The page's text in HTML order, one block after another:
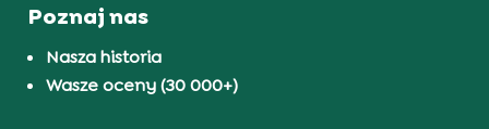
Poznaj nas
Nasza historia
Wasze oceny (30 000+)